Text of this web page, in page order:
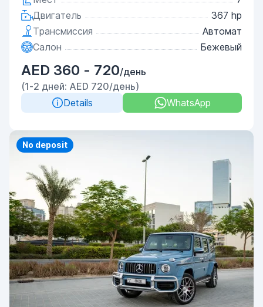
Двигатель
367 hp
Трансмиссия
Автомат
Салон
Бежевый
AED 360 - 720/день
(1-2 дней: AED 720/день)
Details
WhatsApp
Priority
No deposit